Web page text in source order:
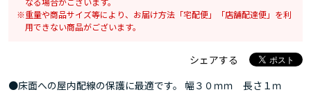
重量や商品サイズ等により、お届け方法「宅配便」「店舗配達便」を利
用できない商品がございます。
シェアする
●床面への屋内配線の保護に最適です。 幅３０ｍｍ 長さ１ｍ